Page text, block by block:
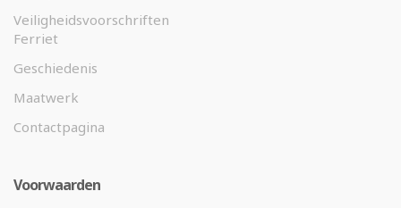
Veiligheidsvoorschriften
Ferriet
Geschiedenis
Maatwerk
Contactpagina
Voorwaarden